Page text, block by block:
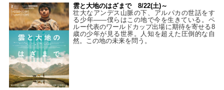
雲と大地のはざまで 8/22(土)～
壮大なアンデス山脈の下、アルパカの世話をす
る少年――僕らはこの地で今を生きている。ペ
ルー代表のワールドカップ出場に期待を寄せる8
歳の少年が見る世界。人知を超えた圧倒的な自
然。この地の未来を問う。